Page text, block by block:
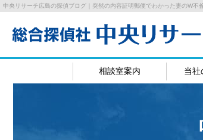
中央リサーチ広島の探偵ブログ｜突然の内容証明郵便でわかった妻のW不
相談室案内 当社